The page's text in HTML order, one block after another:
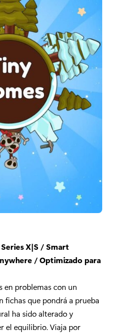
X|S / Smart
/ Optimizado para
en problemas con un
fichas que pondrá a prueba
ha sido alterado y
el equilibrio. Viaja por